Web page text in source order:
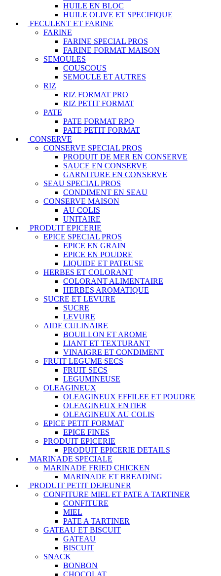
HUILE EN BLOC
HUILE OLIVE ET SPECIFIQUE
FECULENT ET FARINE
FARINE
FARINE SPECIAL PROS
FARINE FORMAT MAISON
SEMOULES
COUSCOUS
SEMOULE ET AUTRES
RIZ
RIZ FORMAT PRO
RIZ PETIT FORMAT
PATE
PATE FORMAT RPO
PATE PETIT FORMAT
CONSERVE
CONSERVE SPECIAL PROS
PRODUIT DE MER EN CONSERVE
SAUCE EN CONSERVE
GARNITURE EN CONSERVE
SEAU SPECIAL PROS
CONDIMENT EN SEAU
CONSERVE MAISON
AU COLIS
UNITAIRE
PRODUIT EPICERIE
EPICE SPECIAL PROS
EPICE EN GRAIN
EPICE EN POUDRE
LIQUIDE ET PATEUSE
HERBES ET COLORANT
COLORANT ALIMENTAIRE
HERBES AROMATIQUE
SUCRE ET LEVURE
SUCRE
LEVURE
AIDE CULINAIRE
BOUILLON ET AROME
LIANT ET TEXTURANT
VINAIGRE ET CONDIMENT
FRUIT LEGUME SECS
FRUIT SECS
LEGUMINEUSE
OLEAGINEUX
OLEAGINEUX EFFILEE ET POUDRE
OLEAGINEUX ENTIER
OLEAGINEUX AU COLIS
EPICE PETIT FORMAT
EPICE FINES
PRODUIT EPICERIE
PRODUIT EPICERIE DETAILS
MARINADE SPECIALE
MARINADE FRIED CHICKEN
MARINADE ET BREADING
PRODUIT PETIT DEJEUNER
CONFITURE MIEL ET PATE A TARTINER
CONFITURE
MIEL
PATE A TARTINER
GATEAU ET BISCUIT
GATEAU
BISCUIT
SNACK
BONBON
CHOCOLAT